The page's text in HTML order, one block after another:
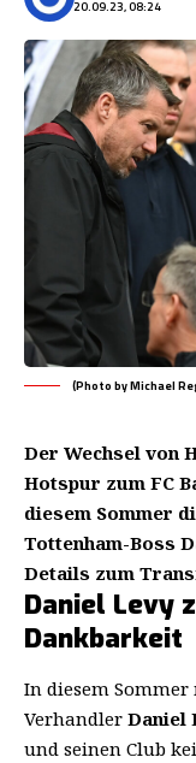
20.09.23, 08:24
(Photo by Michael
Der Wechsel von
Hotspur zum FC
diesem Sommer
Tottenham-Boss
Details zum
Daniel Levy
Dankbarkeit
In diesem
Verhandler Daniel
und seinen Club